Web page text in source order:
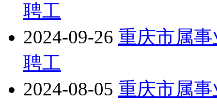
聘工
2024-09-26 重庆市属
聘工
2024-08-05 重庆市属